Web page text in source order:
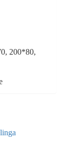
200*80,